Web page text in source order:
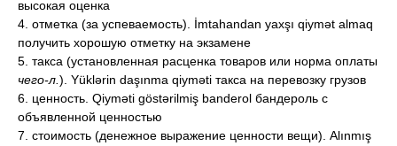
высокая оценка
4. отметка (за успеваемость). İmtahandan yaxşı qiymət almaq
получить хорошую отметку на экзамене
5. такса (установленная расценка товаров или норма оплаты
чего-л. ). Yüklərin daşınma qiyməti такса на перевозку грузов
6. ценность. Qiyməti göstərilmiş banderol бандероль с
объявленной ценностью
7. стоимость (денежное выражение ценности вещи). Alınmış